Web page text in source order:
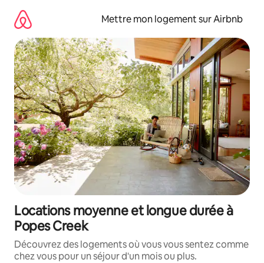
directement
contenu
Mettre mon logement sur Airbnb
Locations moyenne et longue durée à
Popes Creek
Découvrez des logements où vous vous sentez comme
chez vous pour un séjour d'un mois ou plus.